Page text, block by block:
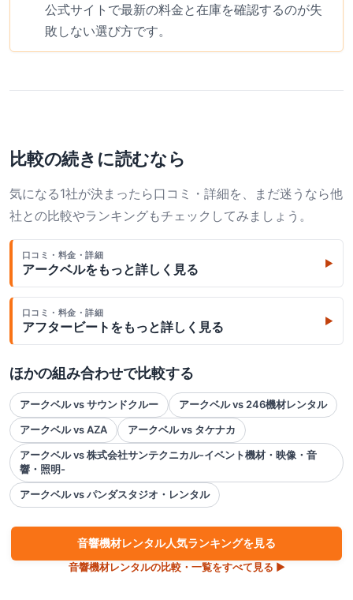
公式サイトで最新の料金と在庫を確認するのが失
敗しない選び方です。
比較の続きに読むなら
気になる1社が決まったら口コミ・詳細を、まだ迷うなら他
社との比較やランキングもチェックしてみましょう。
口コミ・料金・詳細
アークベルをもっと詳しく見る ▶
口コミ・料金・詳細
アフタービート をもっと詳しく見る ▶
ほかの組み合わせで比較する
アークベル vs サウンドクルー
アークベル vs 246機材レンタル
アークベル vs AZA
アークベル vs タケナカ
アークベル vs 株式会社サンテクニカル-イベント機材・映像・音
響・照明-
アークベル vs パンダスタジオ・レンタル
音響機材レンタル人気ランキングを見る
音響機材レンタルの比較・一覧をすべて見る ▶